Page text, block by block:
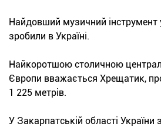
Найдовший музичний інструмент
зробили в Україні.
Найкоротшою столичною
Європи вважається Хрещатик,
1 225 метрів.
У Закарпатській області України